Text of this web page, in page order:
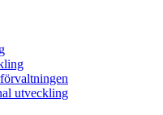
utveckling